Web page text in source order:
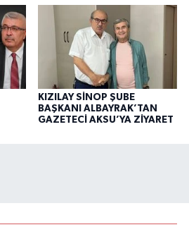
KIZILAY SİNOP ŞUBE
BAŞKANI ALBAYRAK’TAN
GAZETECİ AKSU’YA ZİYARET